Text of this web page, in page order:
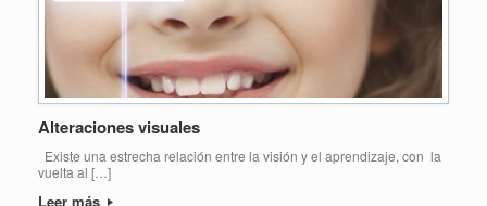
Alteraciones visuales
Existe una estrecha relación entre la visión y el aprendizaje, con la
vuelta al […]
Leer más